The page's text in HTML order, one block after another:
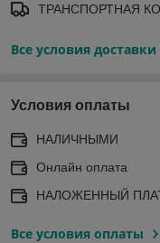
ТРАНСПОРТНАЯ
Все условия доставки
Условия оплаты
НАЛИЧНЫМИ
Онлайн оплата
НАЛОЖЕННЫЙ
Все условия оплаты